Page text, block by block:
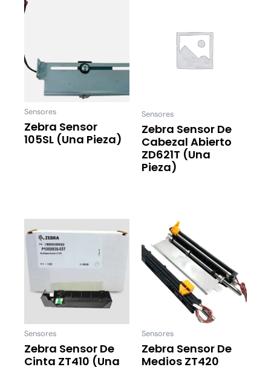
Sensores
Zebra Sensor
105SL (una Pieza)
Sensores
Zebra Sensor De
Cabezal Abierto
ZD621T (una
Pieza)
Sensores
Zebra Sensor De
Cinta ZT410 (una
Sensores
Zebra Sensor De
Medios ZT420